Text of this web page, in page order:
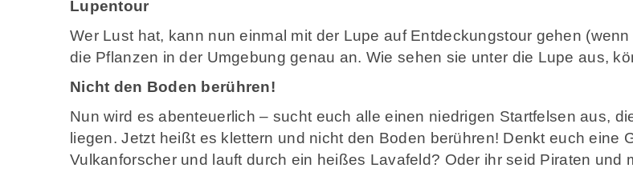
Lupentour
Wer Lust hat, kann nun einmal mit der Lupe auf Entdeckungstour gehen
die Pflanzen in der Umgebung genau an. Wie sehen sie unter die Lupe aus,
Nicht den Boden berühren!
Nun wird es abenteuerlich – sucht euch alle einen niedrigen Startfelsen aus,
liegen. Jetzt heißt es klettern und nicht den Boden berühren! Denkt euch eine
Vulkanforscher und lauft durch ein heißes Lavafeld? Oder ihr seid Piraten und